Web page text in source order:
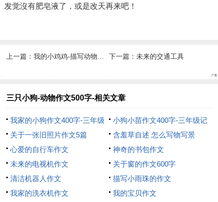
发觉沒有肥皂液了，或是改天再来吧！
上一篇：我的小鸡鸡-描写动物的作文400字 下一篇： 未来的交通工具
三只小狗-动物作文500字-相关文章
我家的小狗作文400字-三年级
记叙文作文-呼我吧
小狗小苗作文400字-三年级记
叙文作文-呼我吧
关于一张旧照片作文5篇
含羞草自述 怎么写物写景
心爱的自行车作文
神奇的书包作文
未来的电视机作文
关于窗的作文600字
清洁机器人作文
描写小雨珠的作文
我家的洗衣机作文
我的宝贝作文